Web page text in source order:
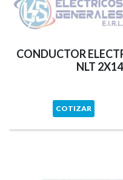
CONDUCTOR
NLT
COTIZAR